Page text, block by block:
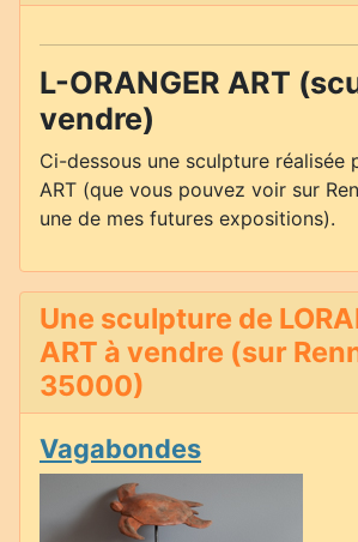
L-ORANGER ART
vendre)
Ci-dessous une sculpture réalisée
ART (que vous pouvez voir sur
une de mes futures expositions).
Une sculpture de
ART à vendre (sur
35000)
Vagabondes